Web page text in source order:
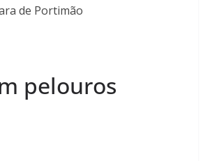
de Portimão
pelouros